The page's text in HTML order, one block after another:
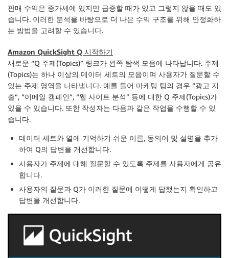
판매 수익은 증가세에 있지만 급증할 때가 있고 그렇지 않을 때도 있
습니다. 이러한 분석을 바탕으로 더 나은 수익 구조를 위해 안정화하
는 방법을 고려할 수 있습니다.
Amazon QuickSight Q 시작하기
새로운 “Q 주제(Topics)” 링크가 왼쪽 탐색 모음에 나타납니다. 주제
(Topics)는 하나 이상의 데이터 세트의 모음이며 사용자가 질문할 수
있는 주제 영역을 나타냅니다. 예를 들어 마케팅 팀의 경우 “광고 지
출”, “이메일 캠페인”, “웹 사이트 분석” 등에 대한 Q 주제(Topics)가
있을 수 있습니다. 또한 작성자는 다음과 같은 작업을 수행할 수 있
습니다.
데이터 세트와 열에 기억하기 쉬운 이름, 동의어 및 설명을 추가
하여 Q의 답변을 개선합니다.
사용자가 주제에 대해 질문할 수 있도록 주제를 사용자에게 공유
합니다.
사용자의 질문과 Q가 이러한 질문에 어떻게 답했는지 확인하고
답변을 개선합니다.